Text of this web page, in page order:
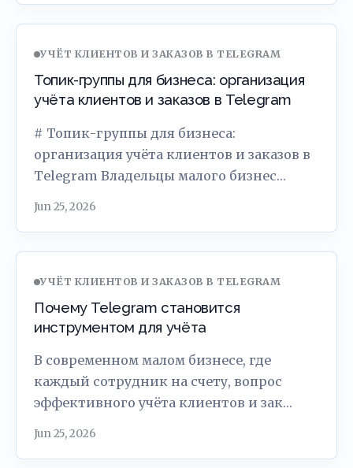
УЧЁТ КЛИЕНТОВ И ЗАКАЗОВ В TELEGRAM
Топик-группы для бизнеса: организация
учёта клиентов и заказов в Telegram
# Топик-группы для бизнеса:
организация учёта клиентов и заказов в
Telegram Владельцы малого бизнес…
Jun 25, 2026
УЧЁТ КЛИЕНТОВ И ЗАКАЗОВ В TELEGRAM
Почему Telegram становится
инструментом для учёта
В современном малом бизнесе, где
каждый сотрудник на счету, вопрос
эффективного учёта клиентов и зак…
Jun 25, 2026